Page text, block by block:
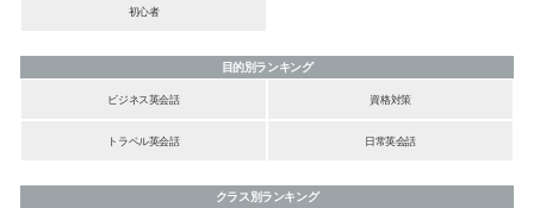
初心者
目的別ランキング
ビジネス英会話
資格対策
トラベル英会話 日常英会話
クラス別ランキング